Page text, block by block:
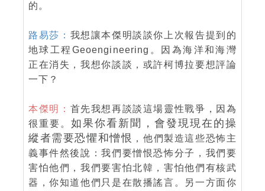
的。
路易莎： 我想讓本傑明談談你上次報告提到的
地球工程Geoengineering。因為海洋和海灣
正在消失，我想你談談，或許柯博拉要想評論
一下？
本傑明： 首先我想再談談這場靈性戰爭，因為
很重要。如果你看新聞，會發現現在的操
縱者需要恐懼和憎恨 ，他們製造這些恐怖主
義事件然後說：我們要憎恨恐怖分子，我們要
害怕他們，我們要害怕北韓，害怕他們有核武
器，你知道他們只是在散播謠言。另一方面你